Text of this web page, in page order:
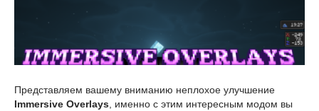
Представляем вашему вниманию неплохое улучшение
Immersive Overlays , именно с этим интересным модом вы